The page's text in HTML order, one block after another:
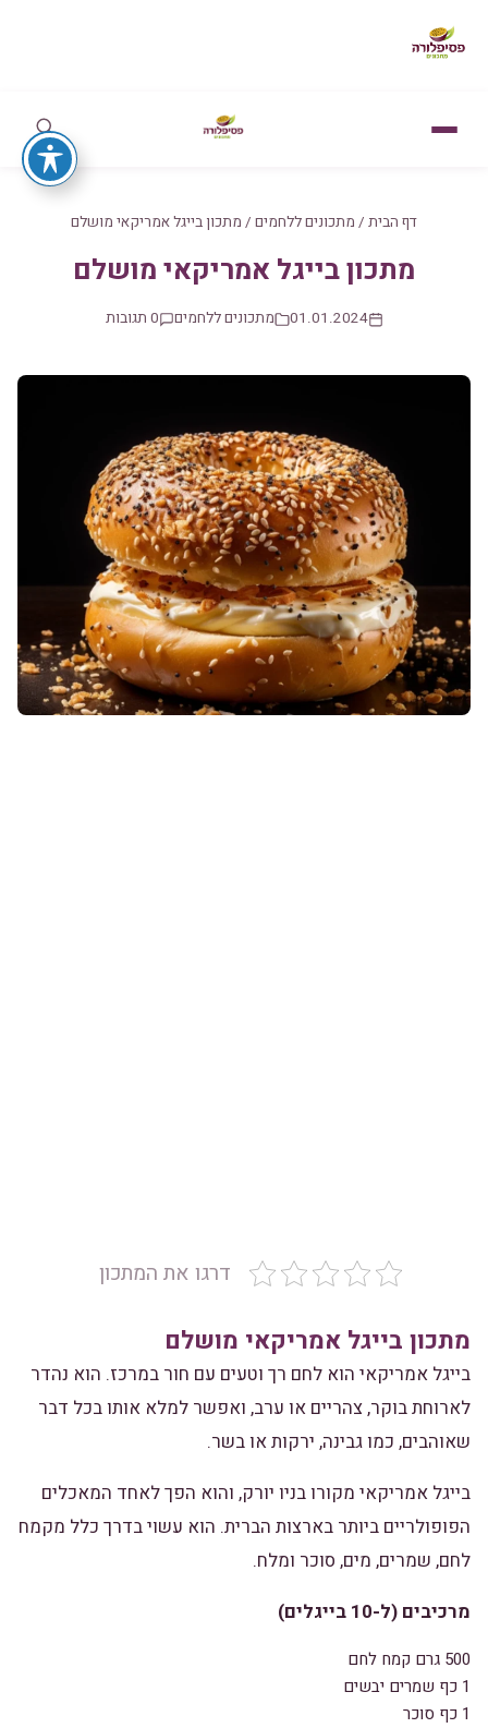
דף הבית / מתכונים ללחמים / מתכון בייגל אמריקאי מושלם
מתכון בייגל אמריקאי מושלם
01.01.2024 מתכונים ללחמים 0 תגובות
דרגו את המתכון
מתכון בייגל אמריקאי מושלם
בייגל אמריקאי הוא לחם רך וטעים עם חור במרכז. הוא נהדר
לארוחת בוקר, צהריים או ערב, ואפשר למלא אותו בכל דבר
שאוהבים, כמו גבינה, ירקות או בשר.
בייגל אמריקאי מקורו בניו יורק, והוא הפך לאחד המאכלים
הפופולריים ביותר בארצות הברית. הוא עשוי בדרך כלל מקמח
לחם, שמרים, מים, סוכר ומלח.
מרכיבים (ל-10 בייגלים)
500 גרם קמח לחם
1 כף שמרים יבשים
1 כף סוכר